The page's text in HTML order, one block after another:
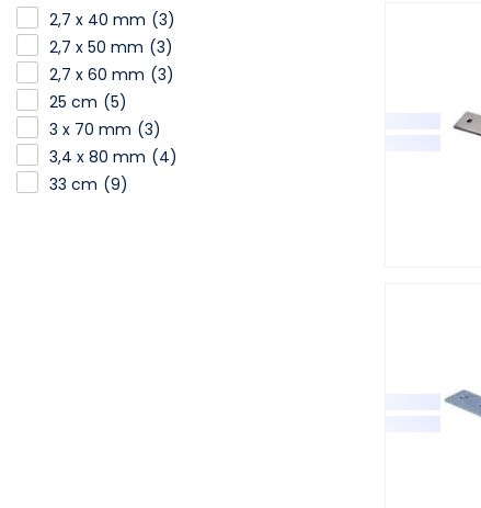
2,7 x 40 mm (3)
2,7 x 50 mm (3)
2,7 x 60 mm (3)
25 cm (5)
3 x 70 mm (3)
3,4 x 80 mm (4)
33 cm (9)